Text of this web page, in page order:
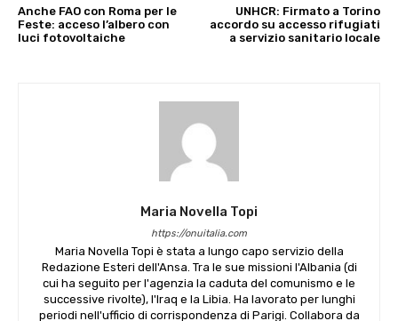
Anche FAO con Roma per le
Feste: acceso l’albero con
luci fotovoltaiche
UNHCR: Firmato a Torino
accordo su accesso rifugiati
a servizio sanitario locale
Maria Novella Topi
https://onuitalia.com
Maria Novella Topi è stata a lungo capo servizio della
Redazione Esteri dell'Ansa. Tra le sue missioni l'Albania (di
cui ha seguito per l'agenzia la caduta del comunismo e le
successive rivolte), l'Iraq e la Libia. Ha lavorato per lunghi
periodi nell'ufficio di corrispondenza di Parigi. Collabora da